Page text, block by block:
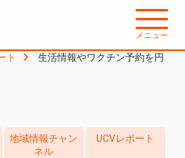
メニュー
ト
生活情報やワクチン予約を円
地域情報チャン
ネル
UCVレポート